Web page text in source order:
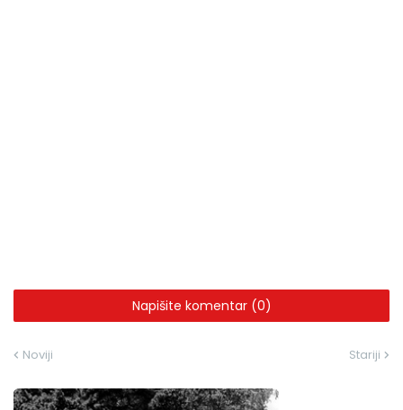
Napišite komentar (0)
Noviji Stariji